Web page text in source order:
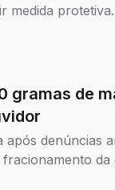
medida protetiva.
gramas de
após denúncias